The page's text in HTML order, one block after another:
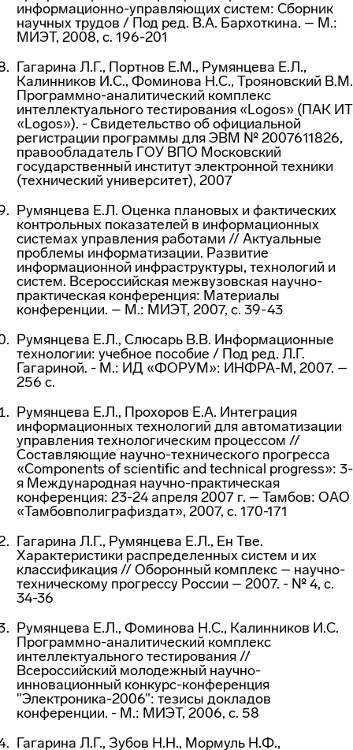
информационно-управляющих систем: Сборник
научных трудов / Под ред. В.А. Бархоткина. – М.:
МИЭТ, 2008, с. 196-201
Гагарина Л.Г., Портнов Е.М., Румянцева Е.Л.,
Калинников И.С., Фоминова Н.С., Трояновский В.М.
Программно-аналитический комплекс
интеллектуального тестирования «Logos» (ПАК ИТ
«Logos»). - Свидетельство об официальной
регистрации программы для ЭВМ № 2007611826,
правообладатель ГОУ ВПО Московский
государственный институт электронной техники
(технический университет), 2007
Румянцева Е.Л. Оценка плановых и фактических
контрольных показателей в информационных
системах управления работами // Актуальные
проблемы информатизации. Развитие
информационной инфраструктуры, технологий и
систем. Всероссийская межвузовская научно-
практическая конференция: Материалы
конференции. – М.: МИЭТ, 2007, с. 39-43
Румянцева Е.Л., Слюсарь В.В. Информационные
технологии: учебное пособие / Под ред. Л.Г.
Гагариной. - М.: ИД «ФОРУМ»: ИНФРА-М, 2007. –
256 с.
Румянцева Е.Л., Прохоров Е.А. Интеграция
информационных технологий для автоматизации
управления технологическим процессом //
Составляющие научно-технического прогресса
«Components of scientific and technical progress»: 3-
я Международная научно-практическая
конференция: 23-24 апреля 2007 г. – Тамбов: ОАО
«Тамбовполиграфиздат», 2007, с. 170-171
Гагарина Л.Г., Румянцева Е.Л., Ен Тве.
Характеристики распределенных систем и их
классификация // Оборонный комплекс – научно-
техническому прогрессу России – 2007. - № 4, с.
34-36
Румянцева Е.Л., Фоминова Н.С., Калинников И.С.
Программно-аналитический комплекс
интеллектуального тестирования //
Всероссийский молодежный научно-
инновационный конкурс-конференция
"Электроника-2006": тезисы докладов
конференции. - М.: МИЭТ, 2006, с. 58
Гагарина Л.Г., Зубов Н.Н., Мормуль Н.Ф.,